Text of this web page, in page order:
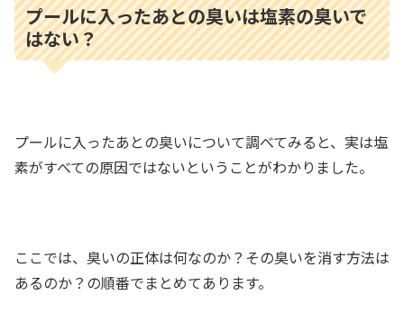
プールに入ったあとの臭いは塩素の臭いで
はない？
プールに入ったあとの臭いについて調べてみると、実は塩
素がすべての原因ではないということがわかりました。
ここでは、臭いの正体は何なのか？その臭いを消す方法は
あるのか？の順番でまとめてあります。